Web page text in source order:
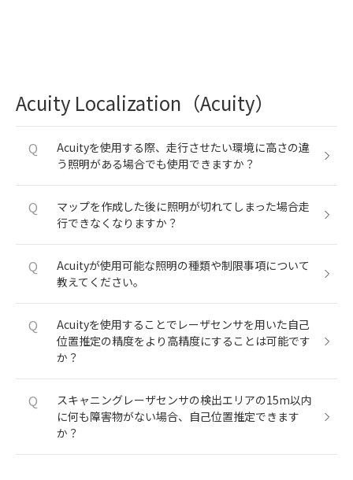
Acuity Localization（Acuity）
Q
Acuityを使用する際、走行させたい環境に高さの違
う照明がある場合でも使用できますか？
Q
マップを作成した後に照明が切れてしまった場合走
行できなくなりますか？
Q
Acuityが使用可能な照明の種類や制限事項について
教えてください。
Q
Acuityを使用することでレーザセンサを用いた自己
位置推定の精度をより高精度にすることは可能です
か？
Q
スキャニングレーザセンサの検出エリアの15m以内
に何も障害物がない場合、自己位置推定できます
か？